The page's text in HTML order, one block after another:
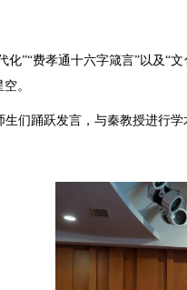
化”“费孝通十六字箴言”以及
。
们踊跃发言，与秦教授进行